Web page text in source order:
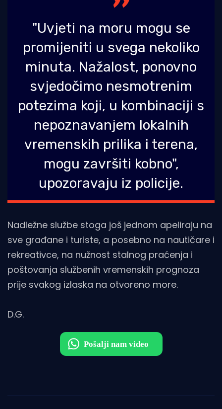
"Uvjeti na moru mogu se
promijeniti u svega nekoliko
minuta. Nažalost, ponovno
svjedočimo nesmotrenim
potezima koji, u kombinaciji s
nepoznavanjem lokalnih
vremenskih prilika i terena,
mogu završiti kobno",
upozoravaju iz policije.
Nadležne službe stoga još jednom apeliraju na
sve građane i turiste, a posebno na nautičare i
rekreativce, na nužnost stalnog praćenja i
poštovanja službenih vremenskih prognoza
prije svakog izlaska na otvoreno more.
D.G.